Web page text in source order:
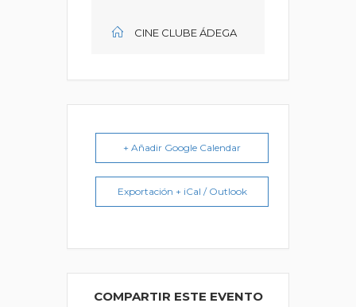
CINE CLUBE ÁDEGA
+ Añadir Google Calendar
Exportación + iCal / Outlook
COMPARTIR ESTE EVENTO